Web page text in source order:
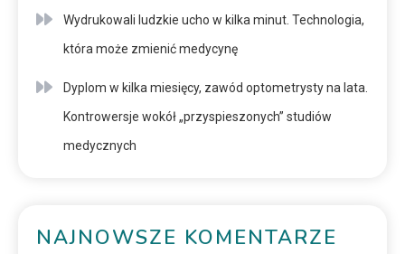
Wydrukowali ludzkie ucho w kilka minut. Technologia,
która może zmienić medycynę
Dyplom w kilka miesięcy, zawód optometrysty na lata.
Kontrowersje wokół „przyspieszonych” studiów
medycznych
NAJNOWSZE KOMENTARZE